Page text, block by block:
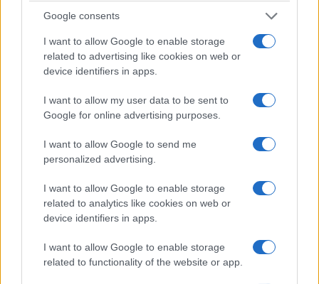
Google consents
I want to allow Google to enable storage
related to advertising like cookies on web or
device identifiers in apps.
I want to allow my user data to be sent to
Google for online advertising purposes.
I want to allow Google to send me
personalized advertising.
I want to allow Google to enable storage
related to analytics like cookies on web or
device identifiers in apps.
I want to allow Google to enable storage
related to functionality of the website or app.
αντιστασιακή δράση
6/08/2026 - 12:21μμ
ΑΘΛΗΤΙΣΜΟΣ
Εμφατική πρεμιέρα για τη Σάκκαρη στο Τορόντο